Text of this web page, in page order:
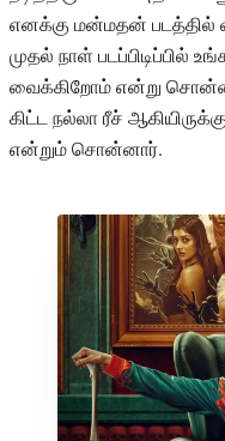
எனக்கு மன்மதன் படத்தில்
முதல் நாள் படப்பிடிப்பில்
வைக்கிறோம் என்று
கிட்ட நல்லா ரீச்
என்றும் சொன்னார்.